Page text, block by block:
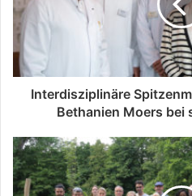
Interdisziplinäre
Bethanien Moers bei